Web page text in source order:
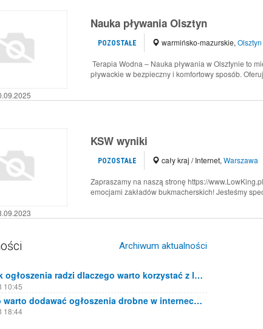
Nauka pływania Olsztyn
POZOSTAŁE warmińsko-mazurskie, Olsztyn
Terapia Wodna – Nauka pływania w Olsztynie to
pływackie w bezpieczny i komfortowy sposób.
KSW wyniki
POZOSTAŁE cały kraj / Internet, Warszawa
Zapraszamy na naszą stronę https://
emocjami zakładów bukmacherskich! Jesteśmy
Archiwum aktualności
Białystok ogłoszenia radzi dlaczego warto korzystać z lokalnych portali ogłoszeniowych
10:45
Dlaczego warto dodawać ogłoszenia drobne w internecie?
18:44